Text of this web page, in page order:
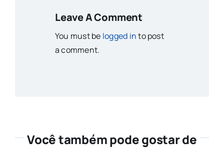
Leave A Comment
You must be logged into post
a comment.
Você também pode gostar de